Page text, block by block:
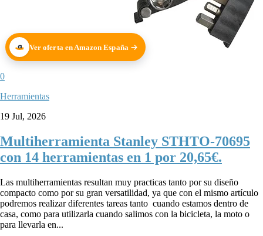
Ver oferta en Amazon España
0
Herramientas
19 Jul, 2026
Multiherramienta Stanley STHTO-70695
con 14 herramientas en 1 por 20,65€.
Las multiherramientas resultan muy practicas tanto por su diseño
compacto como por su gran versatilidad, ya que con el mismo artículo
podremos realizar diferentes tareas tanto cuando estamos dentro de
casa, como para utilizarla cuando salimos con la bicicleta, la moto o
para llevarla en...